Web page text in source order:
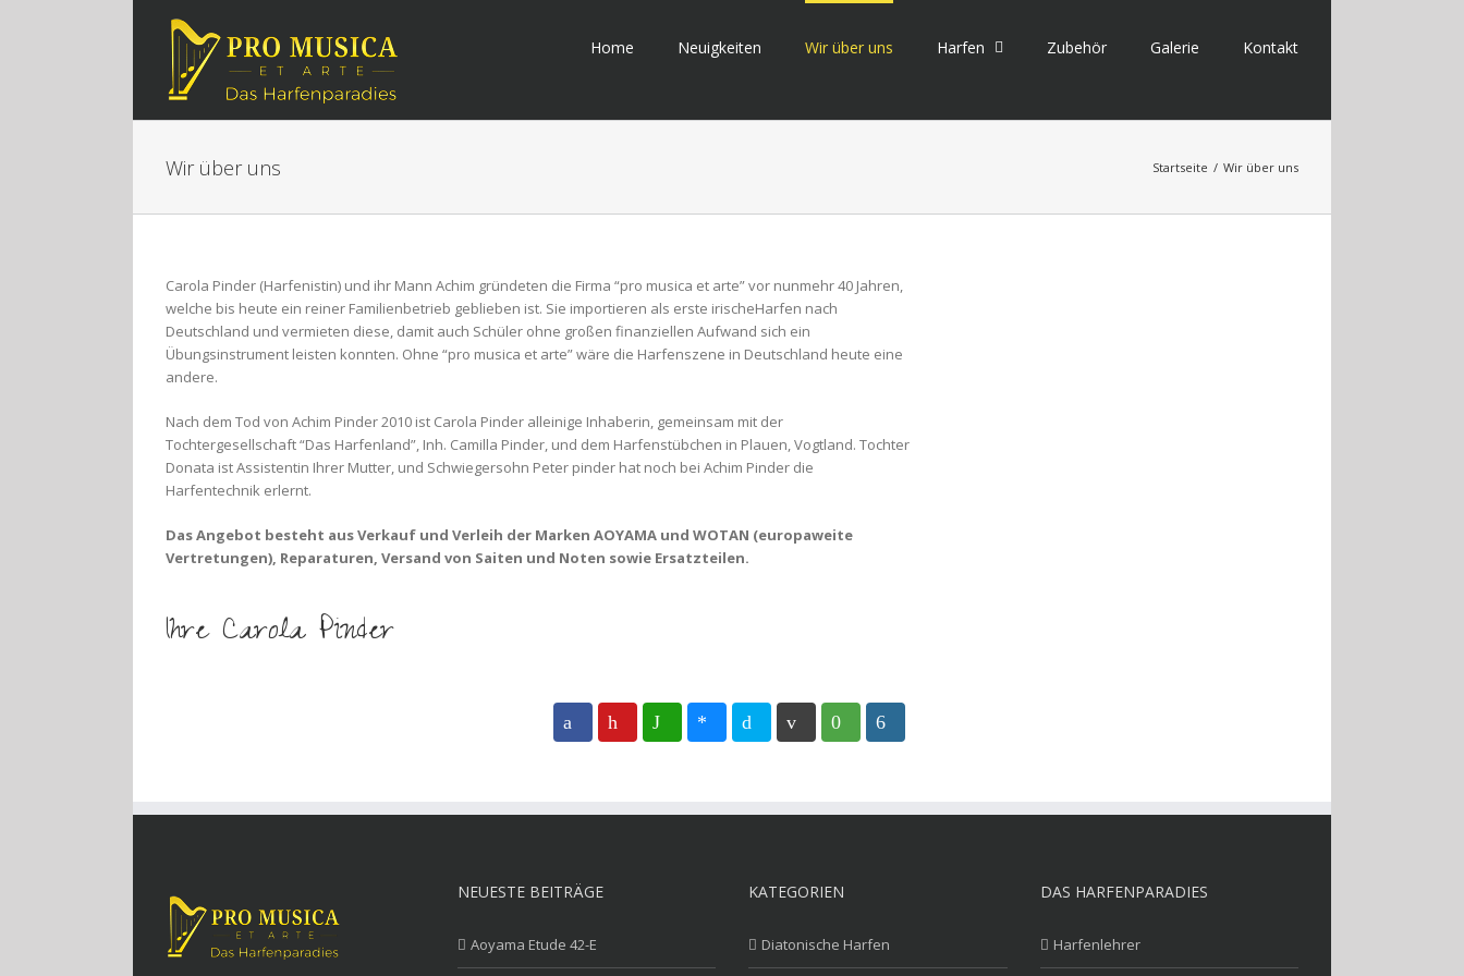
Home Neuigkeiten Wir über uns Harfen Zubehör Galerie Kontakt
Wir über uns Startseite / Wir über uns
Carola Pinder (Harfenistin) und ihr Mann Achim gründeten die Firma “pro musica et arte” vor nunmehr 40 Jahren,
welche bis heute ein reiner Familienbetrieb geblieben ist. Sie importieren als erste irischeHarfen nach
Deutschland und vermieten diese, damit auch Schüler ohne großen finanziellen Aufwand sich ein
Übungsinstrument leisten konnten. Ohne “pro musica et arte” wäre die Harfenszene in Deutschland heute eine
andere.
Nach dem Tod von Achim Pinder 2010 ist Carola Pinder alleinige Inhaberin, gemeinsam mit der
Tochtergesellschaft “Das Harfenland”, Inh. Camilla Pinder, und dem Harfenstübchen in Plauen, Vogtland. Tochter
Donata ist Assistentin Ihrer Mutter, und Schwiegersohn Peter pinder hat noch bei Achim Pinder die
Harfentechnik erlernt.
Das Angebot besteht aus Verkauf und Verleih der Marken AOYAMA und WOTAN (europaweite
Vertretungen), Reparaturen, Versand von Saiten und Noten sowie Ersatzteilen.
Ihre Carola Pinder
NEUESTE BEITRÄGE
Aoyama Etude 42-E
KATEGORIEN
Diatonische Harfen
DAS HARFENPARADIES
Harfenlehrer